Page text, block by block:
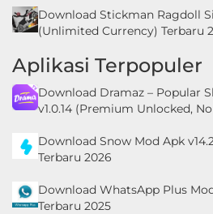
Download Stickman Ragdoll
(Unlimited Currency) Terbaru
Aplikasi Terpopuler
Download Dramaz – Popular
v1.0.14 (Premium Unlocked,
Download Snow Mod Apk
Terbaru 2026
Download WhatsApp Plus
Terbaru 2025